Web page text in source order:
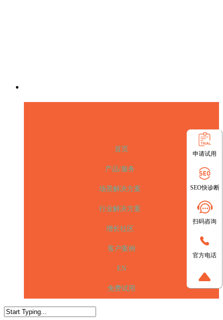
首页
产品/服务
场景解决方案
行业解决方案
增长社区
客户案例
EN
免费试用
申请试用
SEO快诊断
扫码咨询
官方电话